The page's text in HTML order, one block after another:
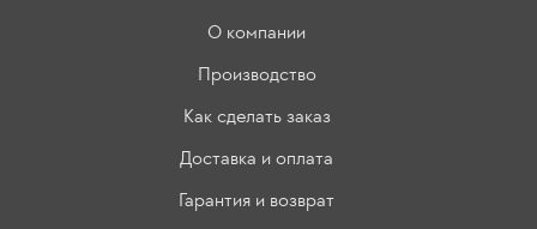
О компании
Производство
Как сделать заказ
Доставка и оплата
Гарантия и возврат